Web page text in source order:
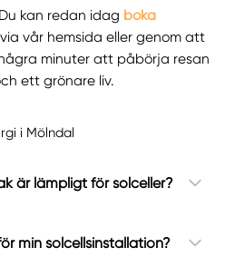
kan redan idag boka
vår hemsida eller genom att
minuter att påbörja resan
ett grönare liv.
i Mölndal
är lämpligt för solceller?
min solcellsinstallation?